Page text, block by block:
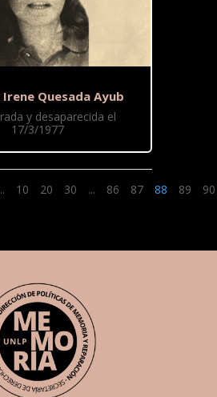
Irene Quesada Ayub
y desaparecida el
17/3/1977
10 20 30 ... 86 87 88 89 90